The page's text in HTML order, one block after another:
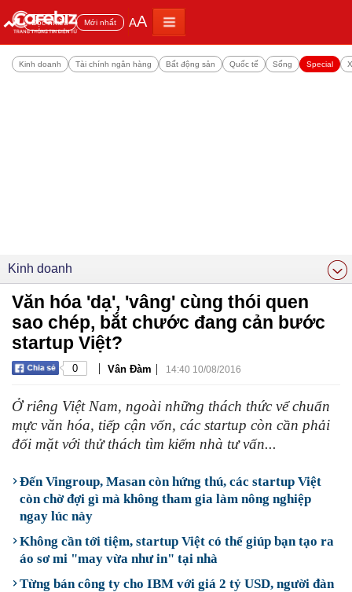
Đọc nhiều Mới nhất AA
Kinh doanh Tài chính ngân hàng Bất động sản Quốc tế Sống Special
Kinh doanh
Văn hóa 'dạ', 'vâng' cùng thói quen
sao chép, bắt chước đang cản bước
startup Việt?
0 | Vân Đàm | 14:40 10/08/2016
Ở riêng Việt Nam, ngoài những thách thức vể chuẩn
mực văn hóa, tiếp cận vốn, các startup còn cần phải
đối mặt với thử thách tìm kiếm nhà tư vấn...
Đến Vingroup, Masan còn hứng thú, các startup Việt
còn chờ đợi gì mà không tham gia làm nông nghiệp
ngay lúc này
Không cần tới tiệm, startup Việt có thể giúp bạn tạo ra
áo sơ mi "may vừa như in" tại nhà
Từng bán công ty cho IBM với giá 2 tỷ USD, người đàn